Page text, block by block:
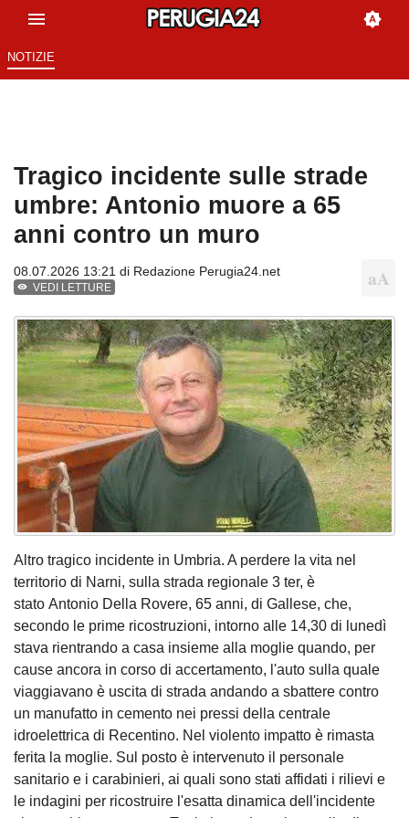
NOTIZIE
Tragico incidente sulle strade
umbre: Antonio muore a 65
anni contro un muro
08.07.2026 13:21 di Redazione Perugia24.net
VEDI LETTURE
Altro tragico incidente in Umbria. A perdere la vita nel
territorio di Narni, sulla strada regionale 3 ter, è
stato Antonio Della Rovere, 65 anni, di Gallese, che,
secondo le prime ricostruzioni, intorno alle 14,30 di lunedì
stava rientrando a casa insieme alla moglie quando, per
cause ancora in corso di accertamento, l'auto sulla quale
viaggiavano è uscita di strada andando a sbattere contro
un manufatto in cemento nei pressi della centrale
idroelettrica di Recentino. Nel violento impatto è rimasta
ferita la moglie. Sul posto è intervenuto il personale
sanitario e i carabinieri, ai quali sono stati affidati i rilievi e
le indagini per ricostruire l'esatta dinamica dell'incidente